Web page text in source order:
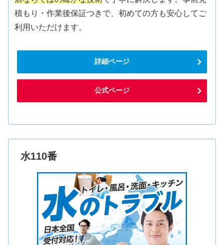
積もり・作業後保証つきで、初めての方も安心してご
利用いただけます。
詳細ページ
公式ページ
水110番